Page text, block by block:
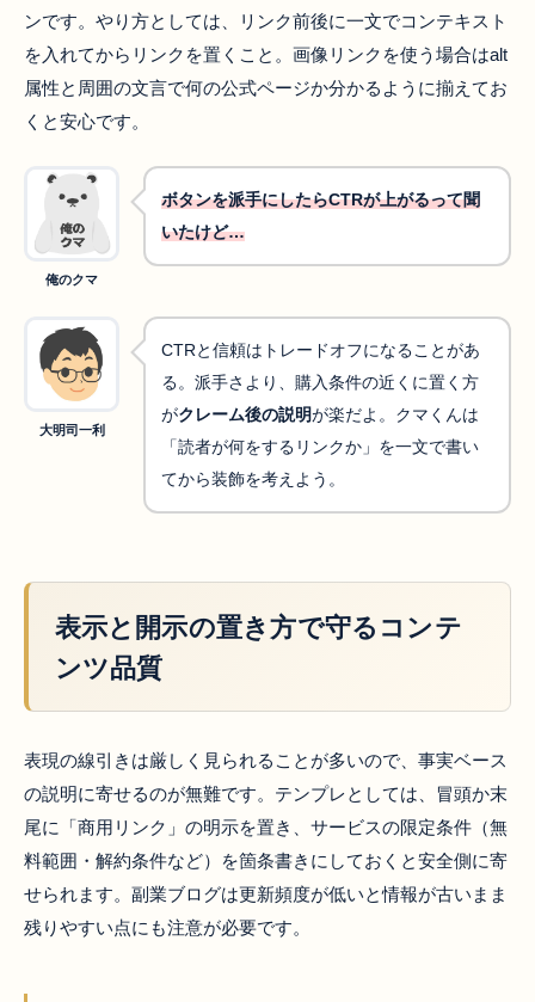
ンです。やり方としては、リンク前後に一文でコンテキスト
を入れてからリンクを置くこと。画像リンクを使う場合はalt
属性と周囲の文言で何の公式ページか分かるように揃えてお
くと安心です。
俺のクマ
ボタンを派手にしたらCTRが上がるって聞
いたけど…
大明司一利
CTRと信頼はトレードオフになることがあ
る。派手さより、購入条件の近くに置く方
がクレーム後の説明が楽だよ。クマくんは
「読者が何をするリンクか」を一文で書い
てから装飾を考えよう。
表示と開示の置き方で守るコンテ
ンツ品質
表現の線引きは厳しく見られることが多いので、事実ベース
の説明に寄せるのが無難です。テンプレとしては、冒頭か末
尾に「商用リンク」の明示を置き、サービスの限定条件（無
料範囲・解約条件など）を箇条書きにしておくと安全側に寄
せられます。副業ブログは更新頻度が低いと情報が古いまま
残りやすい点にも注意が必要です。